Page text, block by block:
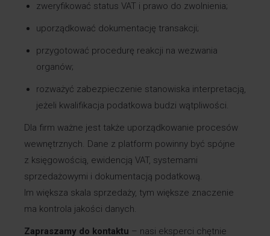
zweryfikować status VAT i prawo do zwolnienia;
uporządkować dokumentację transakcji;
przygotować procedurę reakcji na wezwania
organów;
rozważyć zabezpieczenie stanowiska interpretacją,
jeżeli kwalifikacja podatkowa budzi wątpliwości.
Dla firm ważne jest także uporządkowanie procesów
wewnętrznych. Dane z platform powinny być spójne
z księgowością, ewidencją VAT, systemami
sprzedażowymi i dokumentacją podatkową.
Im większa skala sprzedaży, tym większe znaczenie
ma kontrola jakości danych.
Zapraszamy do kontaktu – nasi eksperci chętnie